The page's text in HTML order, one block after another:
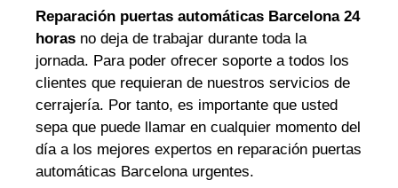
Reparación puertas automáticas Barcelona 24
horas no deja de trabajar durante toda la
jornada. Para poder ofrecer soporte a todos los
clientes que requieran de nuestros servicios de
cerrajería. Por tanto, es importante que usted
sepa que puede llamar en cualquier momento del
día a los mejores expertos en reparación puertas
automáticas Barcelona urgentes.